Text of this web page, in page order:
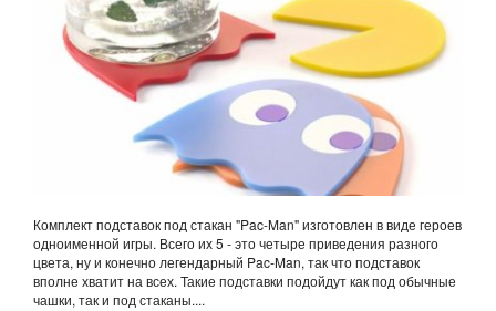
Комплект подставок под стакан "Pac-Man" изготовлен в виде героев
одноименной игры. Всего их 5 - это четыре приведения разного
цвета, ну и конечно легендарный Pac-Man, так что подставок
вполне хватит на всех. Такие подставки подойдут как под обычные
чашки, так и под стаканы....